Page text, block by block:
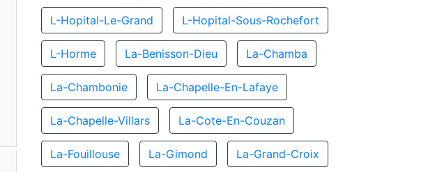
L-Hopital-Le-Grand L-Hopital-Sous-Rochefort
L-Horme La-Benisson-Dieu La-Chamba
La-Chambonie La-Chapelle-En-Lafaye
La-Chapelle-Villars La-Cote-En-Couzan
La-Fouillouse La-Gimond La-Grand-Croix